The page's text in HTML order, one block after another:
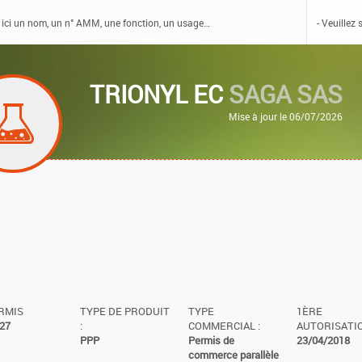
TRIONYL ECSAGA SAS
Mise à jour le 06/07/2026
TYPE DE PRODUIT
:
PPP
TYPE
COMMERCIAL :
Permis de
commerce parallèle
1ÈRE
23/04/2018